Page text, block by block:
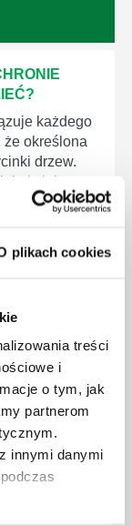
plikach cookies
treści
i
o tym, jak
partnerom
innymi danymi
każdego
że określona
drzew.
wygląda?
w
ono
Jak wygląda
pytania